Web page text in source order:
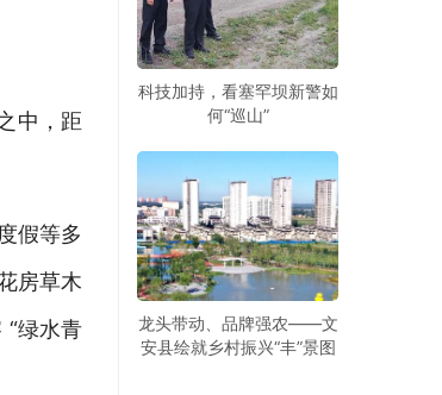
中，距
假等多
房草木
“绿水青
科技加持，看塞罕坝新警如
何“巡山”
龙头带动、品牌强农——文
安县绘就乡村振兴“丰”景图